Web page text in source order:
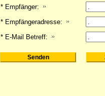
* Empfänger:
* Empfängeradresse:
* E-Mail Betreff: